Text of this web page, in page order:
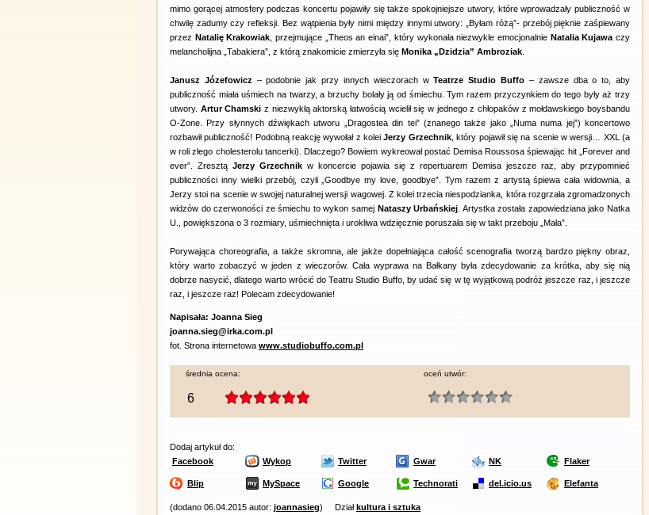
mimo gorącej atmosfery podczas koncertu pojawiły się także spokojniejsze utwory, które wprowadzały publiczność w
chwilę zadumy czy refleksji. Bez wątpienia były nimi między innymi utwory: „Byłam różą”- przebój pięknie zaśpiewany
przez Natalię Krakowiak , przejmujące „Theos an einai”, który wykonała niezwykle emocjonalnie Natalia Kujawa czy
melancholijna „Tabakiera”, z którą znakomicie zmierzyła się Monika „Dzidzia” Ambroziak
Janusz Józefowicz – podobnie jak przy innych wieczorach wTeatrze Studio Buffo – zawsze dba o to, aby
publiczność miała uśmiech na twarzy, a brzuchy bolały ją od śmiechu. Tym razem przyczynkiem do tego były aż trzy
utwory. Artur Chamski z niezwykłą aktorską łatwością wcielił się w jednego z chłopaków z mołdawskiego boysbandu
O-Zone. Przy słynnych dźwiękach utworu „Dragostea din tei” (znanego także jako „Numa numa jej”) koncertowo
rozbawił publiczność! Podobną reakcję wywołał z koleiJerzy Grzechnik, który pojawił się na scenie w wersji… XXL (a
w roli złego cholesterolu tancerki). Dlaczego? Bowiem wykreował postać Demisa Roussosa śpiewając hit „Forever and
ever”. Zresztą Jerzy Grzechnik w koncercie pojawia się z repertuarem Demisa jeszcze raz, aby przypomnieć
publiczności inny wielki przebój, czyli „Goodbye my love, goodbye”. Tym razem z artystą śpiewa cała widownia, a
Jerzy stoi na scenie w swojej naturalnej wersji wagowej. Z kolei trzecia niespodzianka, która rozgrzała zgromadzonych
widzów do czerwoności ze śmiechu to wykon samej Nataszy Urbańskiej . Artystka została zapowiedziana jako Natka
U., powiększona o 3 rozmiary, uśmiechnięta i urokliwa wdzięcznie poruszała się w takt przeboju „Mała”.
Porywająca choreografia, a także skromna, ale jakże dopełniająca całość scenografia tworzą bardzo piękny obraz,
który warto zobaczyć w jeden z wieczorów. Cała wyprawa na Bałkany była zdecydowanie za krótka, aby się nią
dobrze nasycić, dlatego warto wrócić do Teatru Studio Buffo, by udać się w tę wyjątkową podróż jeszcze raz, i jeszcze
raz, i jeszcze raz! Polecam zdecydowanie!
Napisała: Joanna Sieg
joanna.sieg@irka.com.pl
fot. Strona internetowa www.studiobuffo.com.pl
średnia ocena:
6
oceń utwór:
Dodaj artykuł do:
Facebook
Wykop Twitter Gwar NK Flaker
Blip MySpace Google Technorati del.icio.us Elefanta
(dodano 06.04.2015 autor: joannasieg) Działkultura i sztuka